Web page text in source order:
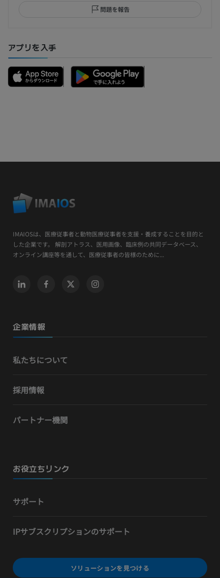
問題を報告
アプリを入手
IMAIOSは、医療従事者と動物医療従事者を支援・養成することを目的と
した企業です。 解剖アトラス、医用画像、臨床例の共同データベース、
オンライン講座等を通して、医療従事者の皆様のために...
企業情報
私たちについて
採用情報
パートナー機関
お役立ちリンク
サポート
IPサブスクリプションのサポート
ソリューションを見つける